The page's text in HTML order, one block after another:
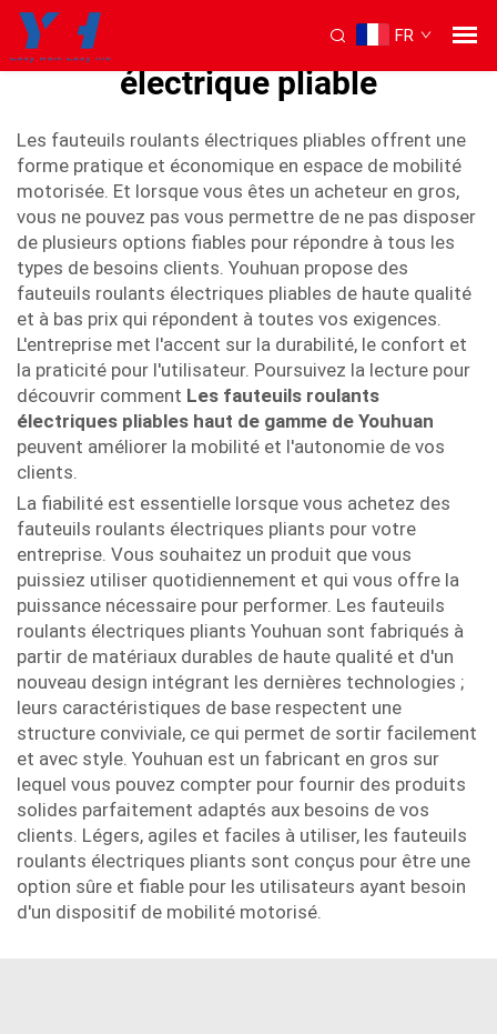
FR
meilleur fauteuil roulant
électrique pliable
Les fauteuils roulants électriques pliables offrent une
forme pratique et économique en espace de mobilité
motorisée. Et lorsque vous êtes un acheteur en gros,
vous ne pouvez pas vous permettre de ne pas disposer
de plusieurs options fiables pour répondre à tous les
types de besoins clients. Youhuan propose des
fauteuils roulants électriques pliables de haute qualité
et à bas prix qui répondent à toutes vos exigences.
L'entreprise met l'accent sur la durabilité, le confort et
la praticité pour l'utilisateur. Poursuivez la lecture pour
découvrir comment Les fauteuils roulants
électriques pliables haut de gamme de Youhuan
peuvent améliorer la mobilité et l'autonomie de vos
clients.
La fiabilité est essentielle lorsque vous achetez des
fauteuils roulants électriques pliants pour votre
entreprise. Vous souhaitez un produit que vous
puissiez utiliser quotidiennement et qui vous offre la
puissance nécessaire pour performer. Les fauteuils
roulants électriques pliants Youhuan sont fabriqués à
partir de matériaux durables de haute qualité et d'un
nouveau design intégrant les dernières technologies ;
leurs caractéristiques de base respectent une
structure conviviale, ce qui permet de sortir facilement
et avec style. Youhuan est un fabricant en gros sur
lequel vous pouvez compter pour fournir des produits
solides parfaitement adaptés aux besoins de vos
clients. Légers, agiles et faciles à utiliser, les fauteuils
roulants électriques pliants sont conçus pour être une
option sûre et fiable pour les utilisateurs ayant besoin
d'un dispositif de mobilité motorisé.